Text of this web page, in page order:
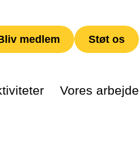
medlem Støt os
Vores arbejde